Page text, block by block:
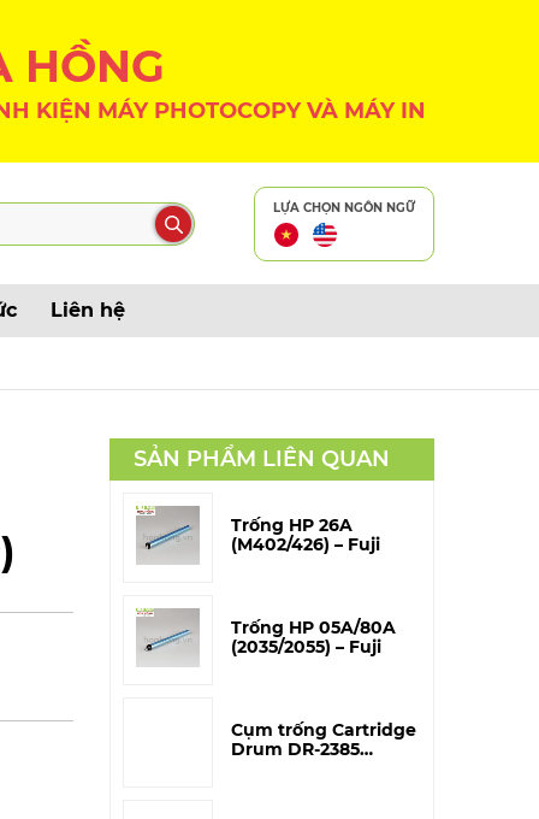
HỒNG
KIỆN MÁY PHOTOCOPY VÀ MÁY IN
LỰA CHỌN NGÔN NGỮ
Liên hệ
SẢN PHẨM LIÊN QUAN
Trống HP 26A
(M402/426) – Fuji
Trống HP 05A/80A
(2035/2055) – Fuji
Cụm trống Cartridge
Drum DR-2385